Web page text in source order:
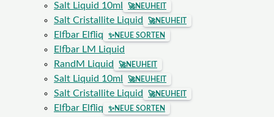
Salt Liquid 10ml 🚀NEUHEIT
Salt Cristallite Liquid 🚀NEUHEIT
Elfbar Elfliq ✨NEUE SORTEN
Elfbar LM Liquid
RandM Liquid
🚀NEUHEIT
Salt Liquid 10ml 🚀NEUHEIT
Salt Cristallite Liquid 🚀NEUHEIT
Elfbar Elfliq ✨NEUE SORTEN